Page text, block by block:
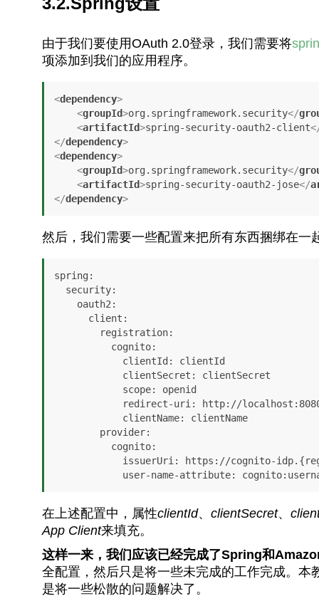
由于我们要使用OAuth 2.0登录，我们需要将
项添加到我们的应用程序。
<dependency>
<groupId>org.springframework.security</
<artifactId>spring-security-oauth2-client
</dependency>
<dependency>
<groupId>org.springframework.security</
<artifactId>spring-security-oauth2-jose</
</dependency>
然后，我们需要一些配置来把所有东西捆绑在一
spring:
user-name-attribute:
在上述配置中，属性clientId、 clientSecret、
App Client来填充。
这样一来，我们应该已经完成了Spring和
全配置，然后只是将一些未完成的工作完成。
是将一些松散的问题解决了。